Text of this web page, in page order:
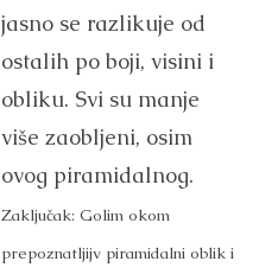
jasno se razlikuje od
ostalih po boji, visini i
obliku. Svi su manje
više zaobljeni, osim
ovog piramidalnog.
Zaključak: Golim okom
prepoznatljijv piramidalni oblik i